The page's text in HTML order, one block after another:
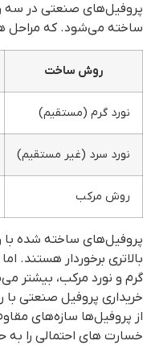
صنعتی در سه
می‌شود. که مراحل
روش ساخت
نورد گرم (مستقیم)
نورد سرد (غیر مستقیم)
روش مرکب
ساخته شده با
برخوردار هستند.
و نورد مرکب، بیشتر
پروفیل صنعتی
پروفیل‌ها سازه‌های
های احتمالی را به